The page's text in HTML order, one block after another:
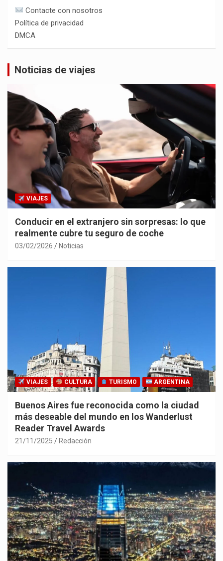
Contacte con nosotros
Política de privacidad
DMCA
Noticias de viajes
VIAJES
Conducir en el extranjero sin sorpresas: lo que
realmente cubre tu seguro de coche
03/02/2026 Noticias
VIAJES CULTURA TURISMO ARGENTINA
Buenos Aires fue reconocida como la ciudad
más deseable del mundo en los Wanderlust
Reader Travel Awards
21/11/2025 Redacción